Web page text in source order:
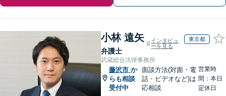
小林 遠矢
弁護士
インタビュ
ーを見る
東京都
武蔵総合法律事務所
藤沢市 か
らも相談
受付中
面談方法(対面・電
話・ビデオなど)は
応相談
営業時
間：本日
定休日